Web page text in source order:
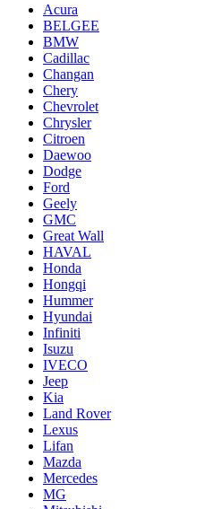
Acura
BELGEE
BMW
Cadillac
Changan
Chery
Chevrolet
Chrysler
Citroen
Daewoo
Dodge
Ford
Geely
GMC
Great Wall
HAVAL
Honda
Hongqi
Hummer
Hyundai
Infiniti
Isuzu
IVECO
Jeep
Kia
Land Rover
Lexus
Lifan
Mazda
Mercedes
MG